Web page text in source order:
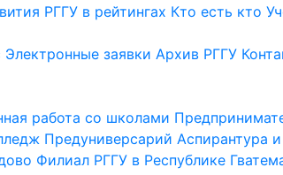
РГГУ в рейтингах Кто есть кто
Электронные заявки Архив РГГУ
работа со школами
Предуниверсарий Аспирантура
Филиал РГГУ в Республике